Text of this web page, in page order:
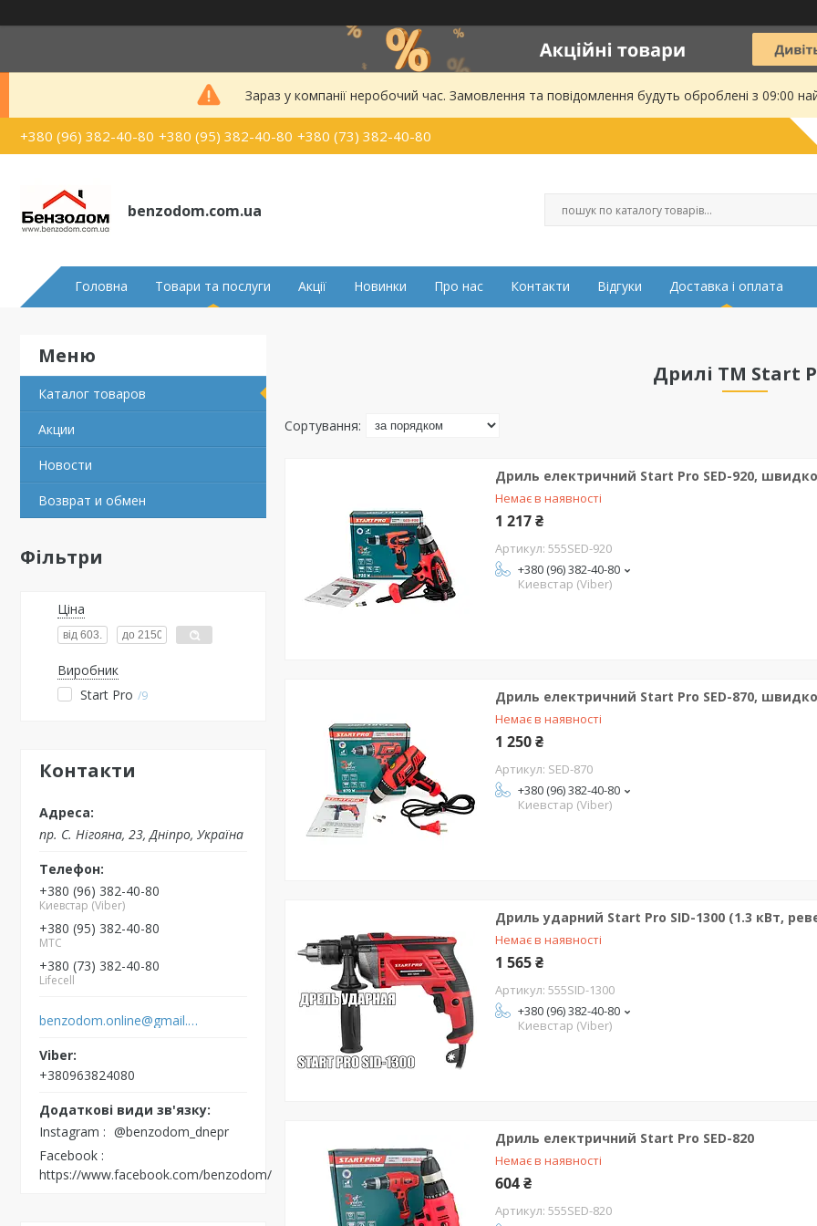
Зараз у компанії неробочий час. Замовлення та повідомлення будуть оброблені з 09:00
+380 (96) 382-40-80 +380 (95) 382-40-80 +380 (73) 382-40-80
benzodom.com.ua
Головна Товари та послуги Акції Новинки Про нас Контакти Відгуки Доставка і оплата
Каталог товаров
Акции
Новости
Возврат и обмен
Фільтри
Ціна
Виробник
Start Pro
9
Контакти
пр. С. Нігояна, 23, Дніпро, Україна
+380 (96) 382-40-80
Киевстар (Viber)
+380 (95) 382-40-80
MTC
+380 (73) 382-40-80
Lifecell
benzodom.online@gmail.com
+380963824080
Instagram
@benzodom_dnepr
Facebook
https://www.facebook.com/benzodom/
Дрилі ТМ Start
Дриль електричний Start Pro SED-920,
Немає в наявності
1 217 ₴
555SED-920
+380 (96) 382-40-80
Киевстар (Viber)
Дриль електричний Start Pro SED-870,
Немає в наявності
1 250 ₴
SED-870
+380 (96) 382-40-80
Киевстар (Viber)
Дриль ударний Start Pro SID-1300 (1.3 кВт,
Немає в наявності
1 565 ₴
555SID-1300
+380 (96) 382-40-80
Киевстар (Viber)
Дриль електричний Start Pro SED-820
Немає в наявності
604 ₴
555SED-820